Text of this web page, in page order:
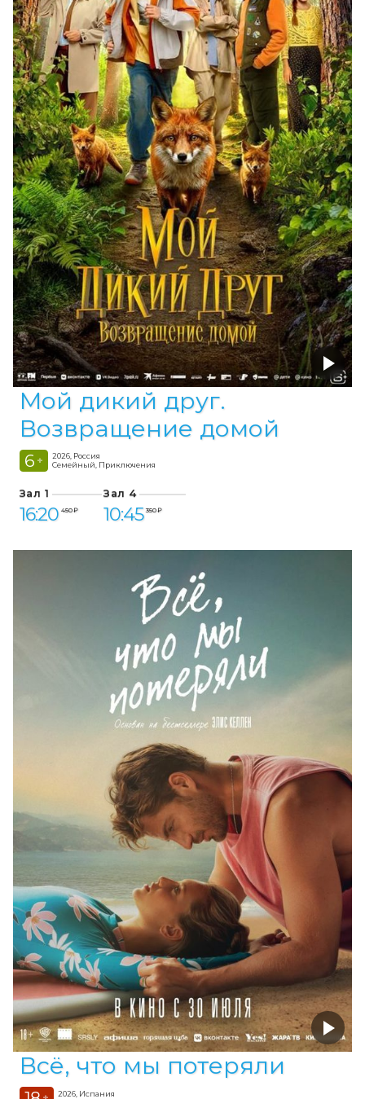
Мой дикий друг.
Возвращение домой
6 +
2026, Россия
Семейный, Приключения
Зал 1
16:20 450 ₽
Зал 4
10:45 350 ₽
Всё, что мы потеряли
2026, Испания